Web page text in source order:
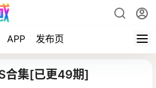
APP 发布页
合集[已更49期]